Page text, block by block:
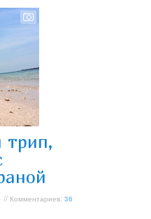
// Комментариев:36